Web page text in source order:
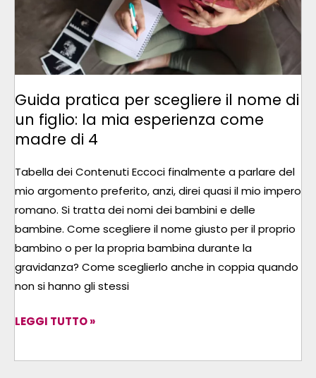
Guida pratica per scegliere il nome di
un figlio: la mia esperienza come
madre di 4
Tabella dei Contenuti Eccoci finalmente a parlare del
mio argomento preferito, anzi, direi quasi il mio impero
romano. Si tratta dei nomi dei bambini e delle
bambine. Come scegliere il nome giusto per il proprio
bambino o per la propria bambina durante la
gravidanza? Come sceglierlo anche in coppia quando
non si hanno gli stessi
FIGLIO:
LA
MIA
ESPERIENZA
COME
DI
4
LEGGI TUTTO »